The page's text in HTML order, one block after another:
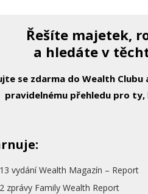
Řešíte majetek,
a hledáte v
se zdarma do Wealth Clubu
pravidelnému přehledu pro
13 vydání Wealth Magazín – Report
2 zprávy Family Wealth Report